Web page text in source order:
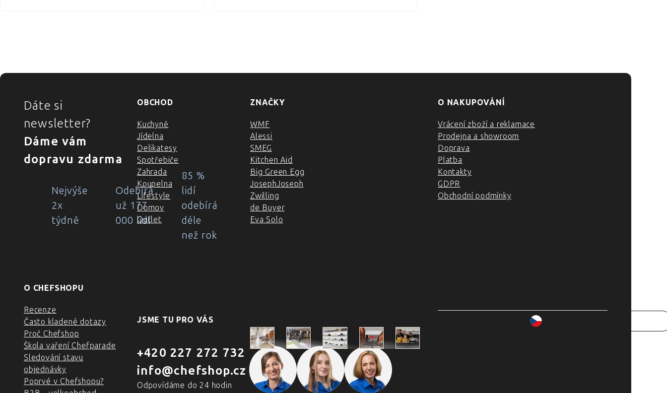
výpisu
ZÁPATÍ
Dáte si
newsletter?
Dáme vám
dopravu zdarma
Nejvýše
2x
týdně
Odebírá
už 177
000 lidí
85 %
lidí
odebírá
déle
než rok
OBCHOD
Kuchyně
Jídelna
Delikatesy
Spotřebiče
Zahrada
Koupelna
Lifestyle
Domov
Outlet
ZNAČKY
WMF
Alessi
SMEG
Kitchen Aid
Big Green Egg
JosephJoseph
Zwilling
de Buyer
Eva Solo
O NAKUPOVÁNÍ
Vrácení zboží a reklamace
Prodejna a showroom
Doprava
Platba
Kontakty
GDPR
Obchodní podmínky
O CHEFSHOPU
Recenze
Často kladené dotazy
Proč Chefshop
Škola vaření Chefparade
Sledování stavu
objednávky
Poprvé v Chefshopu?
JSME TU PRO VÁS
+420 227 272 732
info@chefshop.cz
Odpovídáme do 24 hodin
Praha
Holešovická
Praha
Retail Park
Outlet
Praha
Brno
Náměstí
www.chefshop.cz